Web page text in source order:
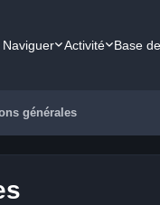
Naviguer Activité Base
générales